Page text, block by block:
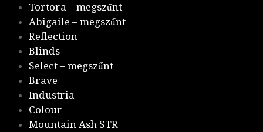
Tortora – megszűnt
Abigaile – megszűnt
Reflection
Blinds
Select – megszűnt
Brave
Industria
Colour
Mountain Ash STR